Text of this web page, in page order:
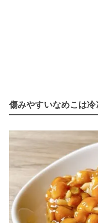
傷みやすいなめこは